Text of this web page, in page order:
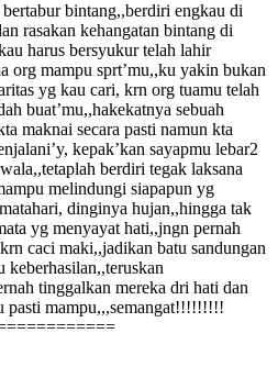
bintang,,berdiri engkau di
rasakan kehangatan bintang di
harus bersyukur telah lahir
org mampu sprt’mu,,ku yakin bukan
yg kau cari, krn org tuamu telah
buat’mu,,hakekatnya sebuah
maknai secara pasti namun kta
kepak’kan sayapmu lebar2
berdiri tegak laksana
melindungi siapapun yg
dinginya hujan,,hingga tak
yg menyayat hati,,jngn pernah
caci maki,,jadikan batu sandungan
keberhasilan,,teruskan
tinggalkan mereka dri hati dan
mampu,,,semangat!!!!!!!!!